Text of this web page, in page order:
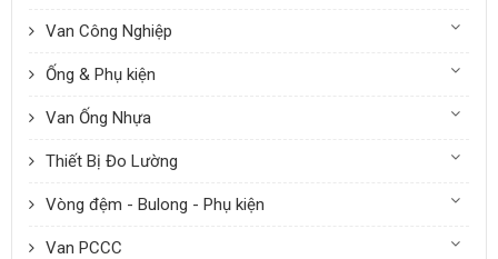
Van Công Nghiệp
Ống & Phụ kiện
Van Ống Nhựa
Thiết Bị Đo Lường
Vòng đệm - Bulong - Phụ kiện
Van PCCC